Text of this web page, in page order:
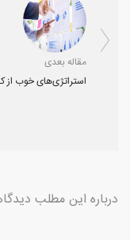
مقاله بعدی
استراتژی‌های خوب از
درباره این مطلب